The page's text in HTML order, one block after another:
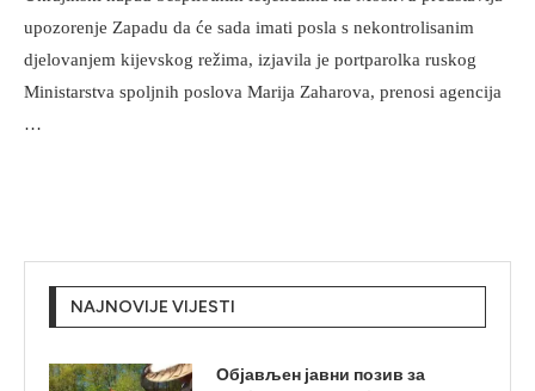
upozorenje Zapadu da će sada imati posla s nekontrolisanim
djelovanjem kijevskog režima, izjavila je portparolka ruskog
Ministarstva spoljnih poslova Marija Zaharova, prenosi agencija
…
NAJNOVIJE VIJESTI
Објављен јавни позив за